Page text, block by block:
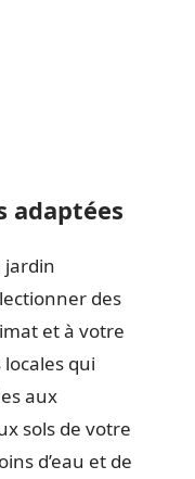
adaptées
jardin
des
et à votre
qui
aux
sols de votre
d’eau et de